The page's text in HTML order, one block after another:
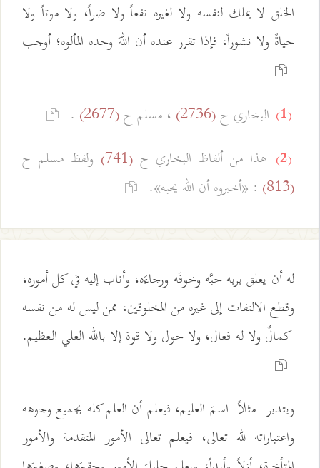
الخلق لا يملك لنفسه ولا لغيره نفعاً ولا ضراً، ولا موتاً ولا
حياةً ولا نشوراً، فإذا تقرر عنده أن اللهَ وحده المألوه؛ أوجب
(1) البخاري ح(2736) ، مسلم ح(2677)
.
(2) هذا من ألفاظ البخاري ح(741) ولفظ مسلم ح
(813) : «أخبروه أن الله يحبه».
له أن يعلق بربه حبَّه وخوفَه ورجاءَه، وأناب إليه في كل أموره،
وقطع الالتفات إلى غيره من المخلوقين، ممن ليس له من نفسه
كمالٌ ولا له فعال، ولا حول ولا قوة إلا بالله العلي العظيم.
ويتدبر ـ مثلاً ـ اسمَ العليم، فيعلم أن العلم كله بجميع وجوهه
واعتباراته لله تعالى، فيعلم تعالى الأمور المتقدمة والأمور